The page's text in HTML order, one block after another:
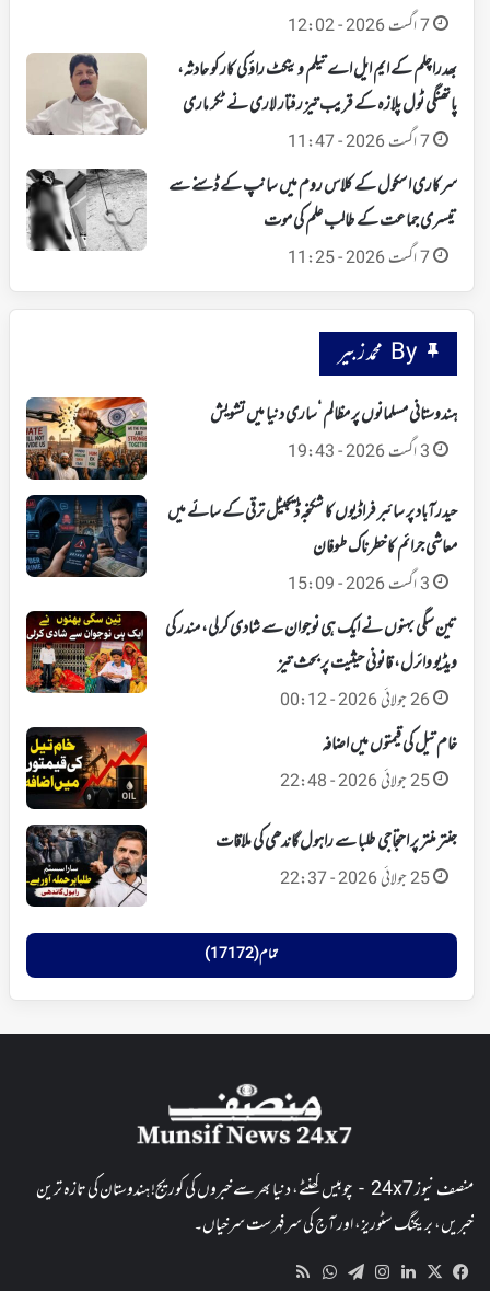
7 اگست 2026 - 12:02
بھدراچلم کے ایم ایل اے تیلم وینکٹ راؤ کی کار کو حادثہ،
پاتھنگی ٹول پلازہ کے قریب تیز رفتار لاری نے ٹکر ماری
7 اگست 2026 - 11:47
سرکاری اسکول کے کلاس روم میں سانپ کے ڈسنے سے
تیسری جماعت کے طالب علم کی موت
7 اگست 2026 - 11:25
By محمد زبیر
ہندوستانی مسلمانوں پر مظالم ‘ساری دنیا میں تشویش
3 اگست 2026 - 19:43
حیدرآباد پر سائبر فراڈیوں کا شکنجہ‘ ڈیجیٹل ترقی کے سائے میں
معاشی جرائم کا خطرناک طوفان
3 اگست 2026 - 15:09
تین سگی بہنوں نے ایک ہی نوجوان سے شادی کرلی، مندر کی
ویڈیو وائرل، قانونی حیثیت پر بحث تیز
26 جولائی 2026 - 00:12
خام تیل کی قیمتوں میں اضافہ
25 جولائی 2026 - 22:48
جنتر منتر پر احتجاجی طلبا سے راہول گاندھی کی ملاقات
25 جولائی 2026 - 22:37
تمام (17172)
منصف نیوز 24x7 - چوبیس گھنٹے، دنیا بھر سے خبروں کی کوریج! ہندوستان کی تازہ ترین
خبریں، بریکنگ سٹوریز، اور آج کی سرفہرست سرخیاں۔
Facebook
X
LinkedIn
Instagram
Telegram
WhatsApp